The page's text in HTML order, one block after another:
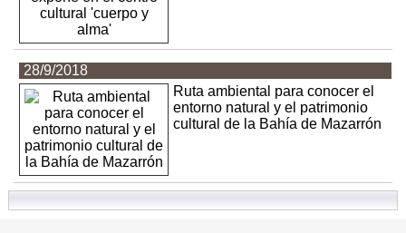
28/9/2018
Ruta ambiental para conocer el
entorno natural y el patrimonio
cultural de la Bahía de Mazarrón